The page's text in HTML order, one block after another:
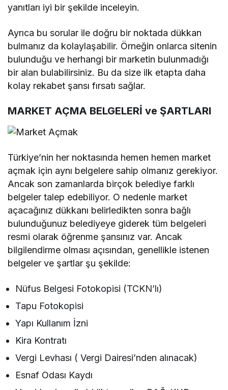
yanıtları iyi bir şekilde inceleyin.
Ayrıca bu sorular ile doğru bir noktada dükkan
bulmanız da kolaylaşabilir. Örneğin onlarca sitenin
bulunduğu ve herhangi bir marketin bulunmadığı
bir alan bulabilirsiniz. Bu da size ilk etapta daha
kolay rekabet şansı fırsatı sağlar.
MARKET AÇMA BELGELERİ ve ŞARTLARI
Türkiye’nin her noktasında hemen hemen market
açmak için aynı belgelere sahip olmanız gerekiyor.
Ancak son zamanlarda birçok belediye farklı
belgeler talep edebiliyor. O nedenle market
açacağınız dükkanı belirledikten sonra bağlı
bulunduğunuz belediyeye giderek tüm belgeleri
resmi olarak öğrenme şansınız var. Ancak
bilgilendirme olması açısından, genellikle istenen
belgeler ve şartlar şu şekilde:
Nüfus Belgesi Fotokopisi (TCKN’lı)
Tapu Fotokopisi
Yapı Kullanım İzni
Kira Kontratı
Vergi Levhası ( Vergi Dairesi’nden alınacak)
Esnaf Odası Kaydı